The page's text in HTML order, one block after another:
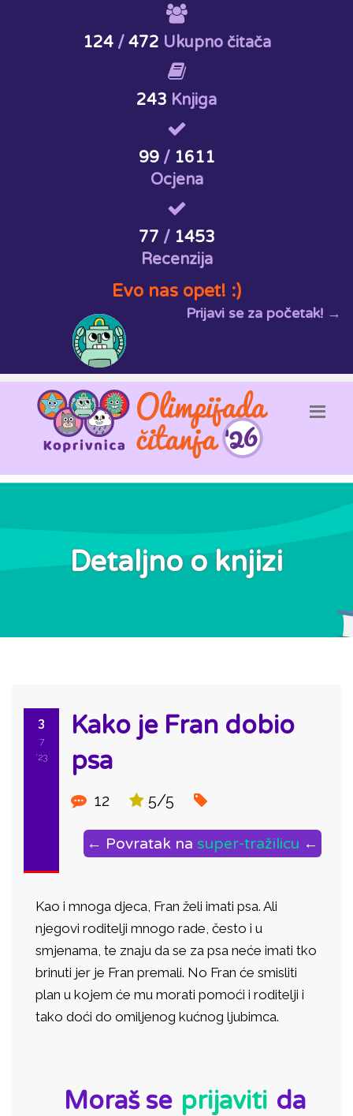
124/ 472 Ukupno čitača
243 Knjiga
99/ 1611
Ocjena
77 / 1453
Recenzija
Evo nas opet! :)
Prijavi se za početak! →
Detaljno o knjizi
3
7
'23
Kako je Fran dobio
psa
12 5/5
← Povratak na super-tražilicu ←
Kao i mnoga djeca, Fran želi imati psa. Ali
njegovi roditelji mnogo rade, često i u
smjenama, te znaju da se za psa neće imati tko
brinuti jer je Fran premali. No Fran će smisliti
plan u kojem će mu morati pomoći i roditelji i
tako doći do omiljenog kućnog ljubimca.
Moraš se prijaviti da